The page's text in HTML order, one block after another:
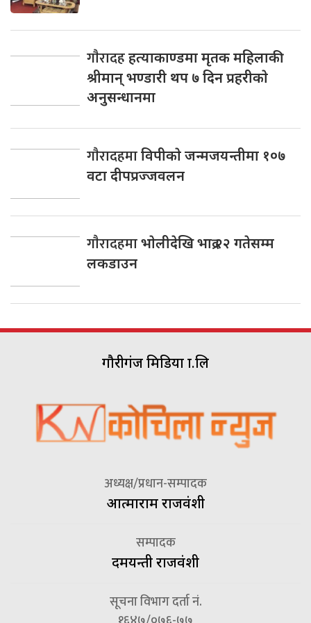
गाैरादहहत्याकाण्डमा मृतक महिलाकी
श्रीमान् भण्डारी थप ७ दिन प्रहरीकाे
अनुसन्धानमा
गाैरादहमाविपीकाे जन्मजयन्तीमा १०७
वटा दीपप्रज्जवलन
गाैरादहमाभाेलीदेखि भाद्र २२ गतेसम्म
लकडाउन
गौरीगंज मिडिया प्रा.लि
अध्यक्ष/प्रधान-सम्पादक
आत्माराम राजवंशी
सम्पादक
दमयन्ती राजवंशी
सूचना विभाग दर्ता नं.